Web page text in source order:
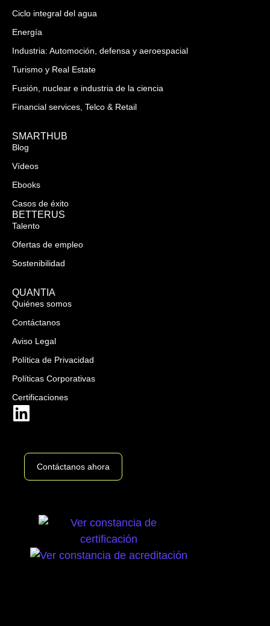
Ciclo integral del agua
Energía
Industria: Automoción, defensa y aeroespacial
Turismo y Real Estate
Fusión, nuclear e industria de la ciencia
Financial services, Telco & Retail
SMARTHUB
Blog
Vídeos
Ebooks
Casos de éxito
BETTERUS
Talento
Ofertas de empleo
Sostenibilidad
QUANTIA
Quiénes somos
Contáctanos
Aviso Legal
Política de Privacidad
Políticas Corporativas
Certificaciones
Contáctanos ahora